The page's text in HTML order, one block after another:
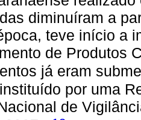
diminuíram a
teve início a
de Produtos
já eram
por uma
de